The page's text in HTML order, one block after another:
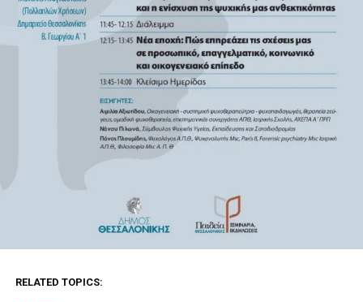
RELATED TOPICS: